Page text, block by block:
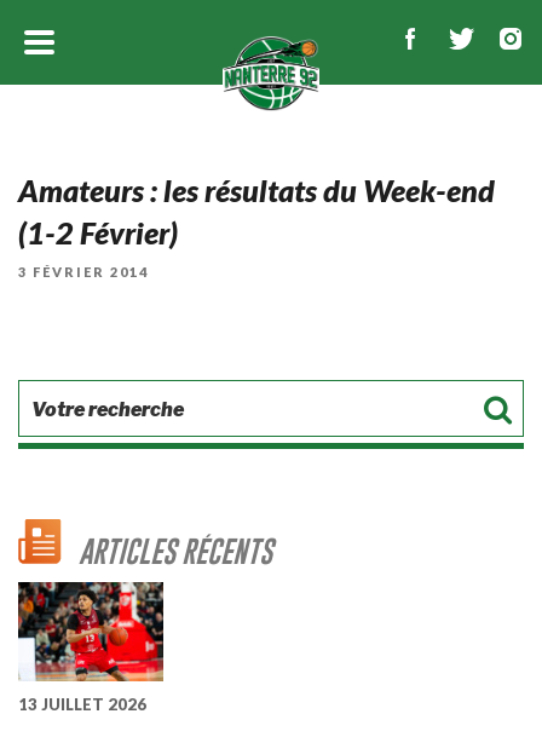
Amateurs : les résultats du Week-end
(1-2 Février)
PUBLIÉ
3 FÉVRIER 2014
ARTICLES RÉCENTS
13 JUILLET 2026